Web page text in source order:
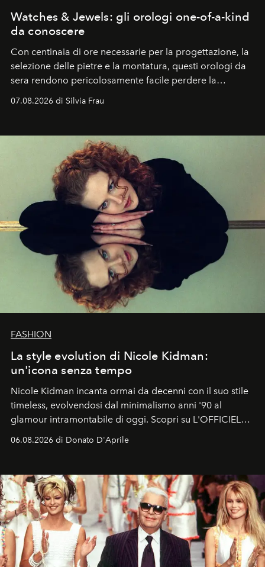
Watches & Jewels: gli orologi one-of-a-kind
da conoscere
Con centinaia di ore necessarie per la progettazione, la
selezione delle pietre e la montatura, questi orologi da
sera rendono pericolosamente facile perdere la
cognizione del tempo. Ma con quadranti così
07.08.2026 di Silvia Frau
FASHION
La style evolution di Nicole Kidman:
un'icona senza tempo
Nicole Kidman incanta ormai da decenni con il suo stile
timeless, evolvendosi dal minimalismo anni '90 al
glamour intramontabile di oggi. Scopri su L'OFFICIEL
Italia la sua style evolution.
06.08.2026 di Donato D'Aprile